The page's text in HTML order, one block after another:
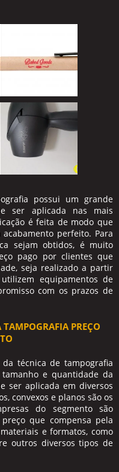
possui um grande
ser aplicada nas mais
é feita de modo que
perfeito. Para
sejam obtidos, é muito
pago por clientes que
seja realizado a partir
equipamentos de
com os prazos de
PREÇO
da técnica de tampografia
e quantidade da
ser aplicada em diversos
convexos e planos são os
do segmento são
que compensa pela
e formatos, como
outros diversos tipos de